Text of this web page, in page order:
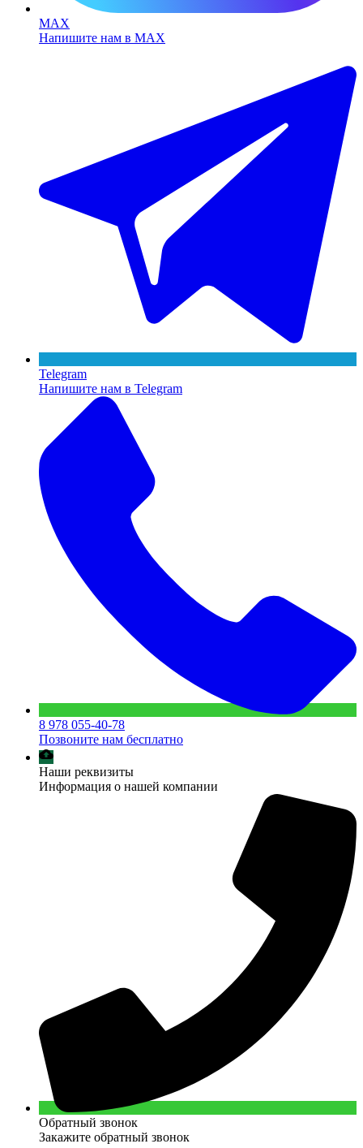
MAX
Напишите нам в MAX
Telegram
Напишите нам в Telegram
8 978 055-40-78
Позвоните нам бесплатно
Наши реквизиты
Информация о нашей компании
Обратный звонок
Закажите обратный звонок